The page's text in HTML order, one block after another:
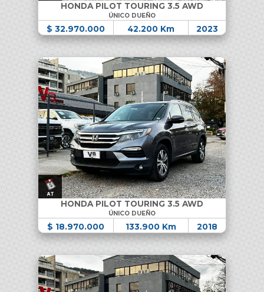
HONDA PILOT TOURING 3.5 AWD
ÚNICO DUEÑO
$ 32.970.000 42.200 Km 2023
HONDA PILOT TOURING 3.5 AWD
ÚNICO DUEÑO
$ 18.970.000 133.900 Km 2018